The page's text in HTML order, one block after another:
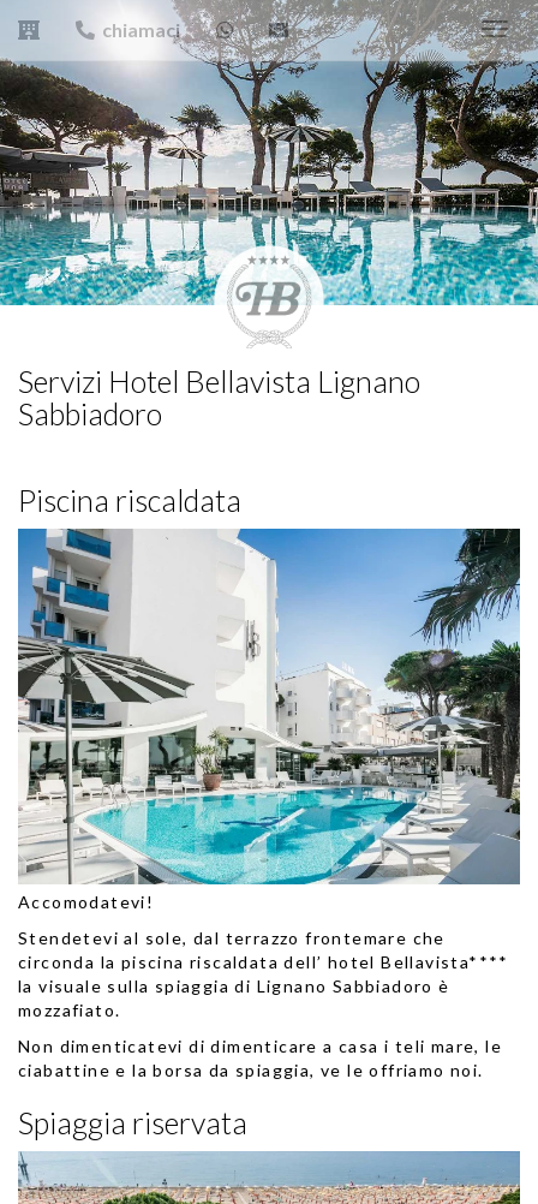
chiamaci
Servizi Hotel Bellavista Lignano
Sabbiadoro
Piscina riscaldata
Accomodatevi!
Stendetevi al sole, dal terrazzo frontemare che
circonda la piscina riscaldata dell’ hotel Bellavista****
la visuale sulla spiaggia di Lignano Sabbiadoro è
mozzafiato.
Non dimenticatevi di dimenticare a casa i teli mare, le
ciabattine e la borsa da spiaggia, ve le offriamo noi.
Spiaggia riservata